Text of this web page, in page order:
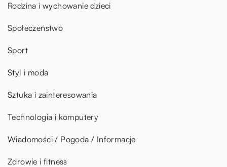
Rodzina i wychowanie dzieci
Społeczeństwo
Sport
Styl i moda
Sztuka i zainteresowania
Technologia i komputery
Wiadomości / Pogoda / Informacje
Zdrowie i fitness